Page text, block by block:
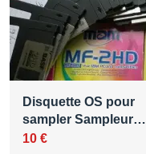
Disquette OS pour
sampler Sampleur…
10 €